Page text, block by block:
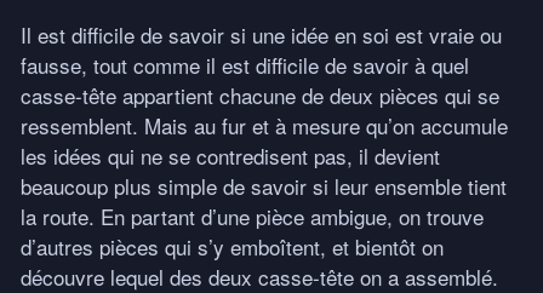
Il est difficile de savoir si une idée en soi est vraie ou
fausse, tout comme il est difficile de savoir à quel
casse-tête appartient chacune de deux pièces qui se
ressemblent. Mais au fur et à mesure qu’on accumule
les idées qui ne se contredisent pas, il devient
beaucoup plus simple de savoir si leur ensemble tient
la route. En partant d’une pièce ambigue, on trouve
d’autres pièces qui s’y emboîtent, et bientôt on
découvre lequel des deux casse-tête on a assemblé.